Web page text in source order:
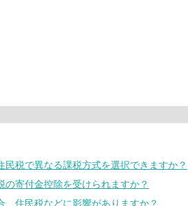
税で異なる課税方式を選択できますか？
寄付金控除を受けられますか？
住民税などに影響がありますか？